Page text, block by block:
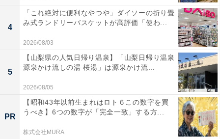
1位：黒部峡谷温泉群（富山県）／117票
富山県を代表する景勝地、黒部峡谷に点在する温泉群が
4
「これ絶対に便利なやつや」ダイソーの折り畳
み式ランドリーバスケットが高評価「使わ...
2026/08/03
5
【山梨県の人気日帰り温泉】「山梨日帰り温泉
源泉かけ流しの湯 桜湯」は源泉かけ流...
2026/08/05
PR
【昭和43年以前生まれはロト６この数字を買
うべき】6つの数字が「完全一致」する方...
株式会社MURA